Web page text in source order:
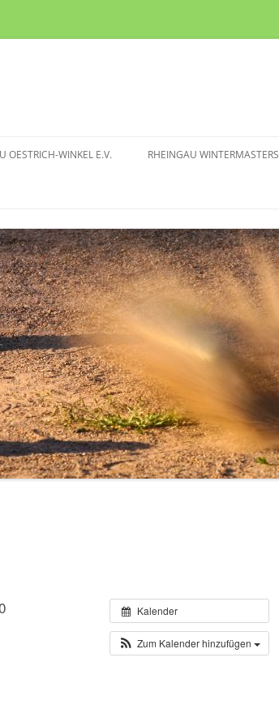
OESTRICH-WINKEL E.V.
E.V.
RHEINGAU WINTERMASTERS
RHEINGAU WM 2024/2025
RHEINGAU WM 2023/2024
RHEINGAU WM 2022/2023
RHEINGAU WM 2019/2020
RHEINGAU WM 2018/2019
RHEINGAU WM 2017/2018
RHEINGAU WM 2015/2016
Kalender
Zum Kalender hinzufügen